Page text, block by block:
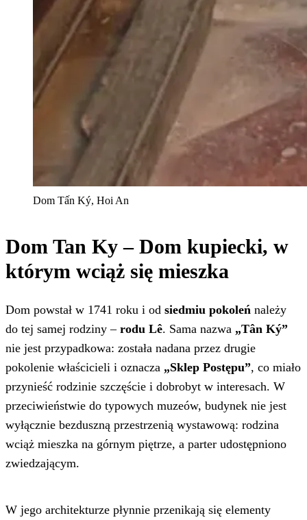
Dom Tấn Ký, Hoi An
Dom Tan Ky – Dom kupiecki, w
którym wciąż się mieszka
Dom powstał w 1741 roku i od siedmiu pokoleń należy
do tej samej rodziny – rodu Lê. Sama nazwa „Tân Ký”
nie jest przypadkowa: została nadana przez drugie
pokolenie właścicieli i oznacza „Sklep Postępu”, co miało
przynieść rodzinie szczęście i dobrobyt w interesach. W
przeciwieństwie do typowych muzeów, budynek nie jest
wyłącznie bezduszną przestrzenią wystawową: rodzina
wciąż mieszka na górnym piętrze, a parter udostępniono
zwiedzającym.
W jego architekturze płynnie przenikają się elementy